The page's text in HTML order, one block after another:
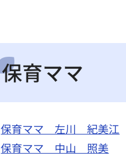
保育ママ
保育ママ 左川 紀美江
保育ママ 中山 照美